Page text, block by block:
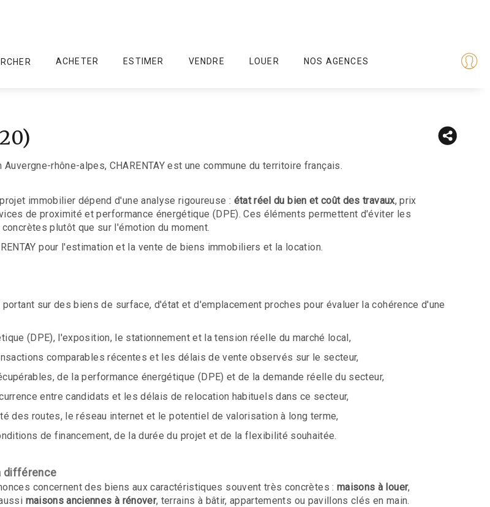
ACHETER ESTIMER VENDRE LOUER NOS AGENCES
rhône-alpes, CHARENTAY est une commune du territoire français.
immobilier dépend d'une analyse rigoureuse : état réel du bien et coût des travaux, prix
de proximité et performance énergétique (DPE). Ces éléments permettent d'éviter les
plutôt que sur l'émotion du moment.
pour l'estimation et la vente de biens immobiliers et la location.
sur des biens de surface, d'état et d'emplacement proches pour évaluer la cohérence d'une
(DPE), l'exposition, le stationnement et la tension réelle du marché local,
comparables récentes et les délais de vente observés sur le secteur,
de la performance énergétique (DPE) et de la demande réelle du secteur,
entre candidats et les délais de relocation habituels dans ce secteur,
des routes, le réseau internet et le potentiel de valorisation à long terme,
de financement, de la durée du projet et de la flexibilité souhaitée.
différence
concernent des biens aux caractéristiques souvent très concrètes : maisons à louer,
maisons anciennes à rénover, terrains à bâtir, appartements ou pavillons clés en main.